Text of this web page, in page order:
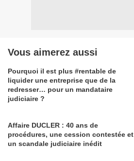
Vous aimerez aussi
Pourquoi il est plus #rentable de
liquider une entreprise que de la
redresser… pour un mandataire
judiciaire ?
Affaire DUCLER : 40 ans de
procédures, une cession contestée et
un scandale judiciaire inédit